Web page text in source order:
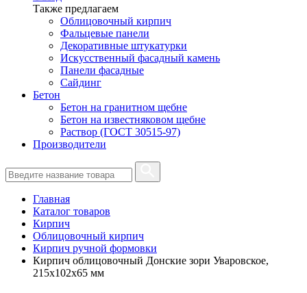
Также предлагаем
Облицовочный кирпич
Фальцевые панели
Декоративные штукатурки
Искусственный фасадный камень
Панели фасадные
Сайдинг
Бетон
Бетон на гранитном щебне
Бетон на известняковом щебне
Раствор (ГОСТ 30515-97)
Производители
Главная
Каталог товаров
Кирпич
Облицовочный кирпич
Кирпич ручной формовки
Кирпич облицовочный Донские зори Уваровское,
215х102х65 мм